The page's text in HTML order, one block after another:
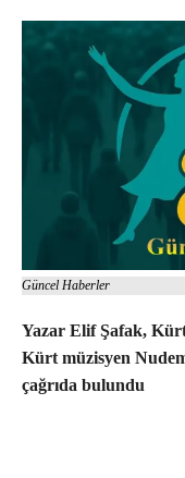
Güncel Haberler
Yazar Elif Şafak,
Kürt müzisyen
çağrıda bulundu